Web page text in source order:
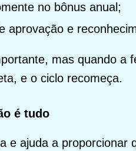
no bônus anual;
aprovação e
mas quando a
e o ciclo recomeça.
é tudo
e ajuda a